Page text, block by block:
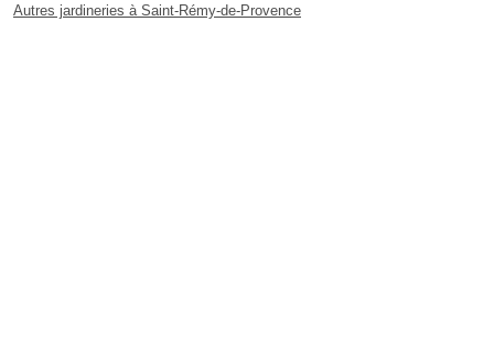
Autres jardineries à Saint-Rémy-de-Provence